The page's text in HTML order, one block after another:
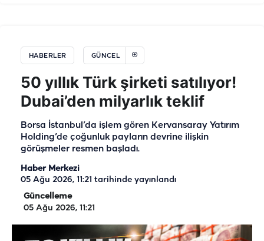
HABERLER GÜNCEL
50 yıllık Türk şirketi satılıyor!
Dubai’den milyarlık teklif
Borsa İstanbul’da işlem gören Kervansaray Yatırım
Holding’de çoğunluk payların devrine ilişkin
görüşmeler resmen başladı.
Haber Merkezi
05 Ağu 2026, 11:21 tarihinde yayınlandı
Güncelleme
05 Ağu 2026, 11:21